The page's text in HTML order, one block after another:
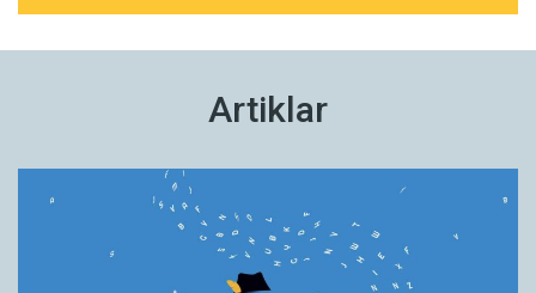
Artiklar